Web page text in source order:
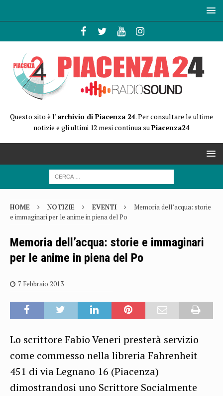
Questo sito è l'archivio di Piacenza 24. Per consultare le ultime
notizie e gli ultimi 12 mesi continua suPiacenza24
HOME NOTIZIE EVENTI
Memoria dell’acqua: storie
e immaginari per le anime in piena del Po
Memoria dell’acqua: storie e immaginari
per le anime in piena del Po
7 Febbraio 2013
Lo scrittore Fabio Veneri presterà servizio
come commesso nella libreria Fahrenheit
451 di via Legnano 16 (Piacenza)
dimostrandosi uno Scrittore Socialmente